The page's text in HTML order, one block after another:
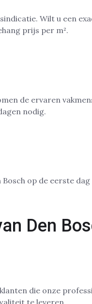
Wilt u een
prijs per m².
de ervaren
nodig.
Bosch op de eerste
Den
die onze